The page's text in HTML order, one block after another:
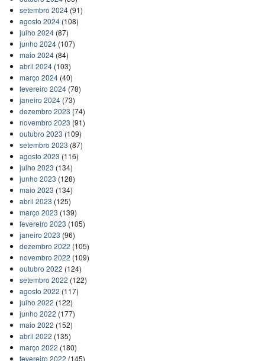
setembro 2024(91)
agosto 2024(108)
julho 2024(87)
junho 2024(107)
maio 2024(84)
abril 2024(103)
março 2024(40)
fevereiro 2024(78)
janeiro 2024(73)
dezembro 2023 (74)
novembro 2023 (91)
outubro 2023 (109)
setembro 2023 (87)
agosto 2023 (116)
julho 2023 (134)
junho 2023 (128)
maio 2023 (134)
abril 2023 (125)
março 2023 (139)
fevereiro 2023 (105)
janeiro 2023 (96)
dezembro 2022 (105)
novembro 2022 (109)
outubro 2022 (124)
setembro 2022 (122)
agosto 2022 (117)
julho 2022 (122)
junho 2022 (177)
maio 2022 (152)
abril 2022 (135)
março 2022 (180)
fevereiro 2022 (145)